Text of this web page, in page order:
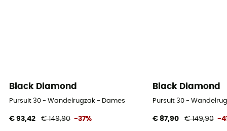
Black Diamond
Pursuit 30 - Wandelrugzak - Dames
€ 93,42 € 149,90 -37%
Black Diamond
Pursuit 30 -
€ 87,90 € 149,90 -